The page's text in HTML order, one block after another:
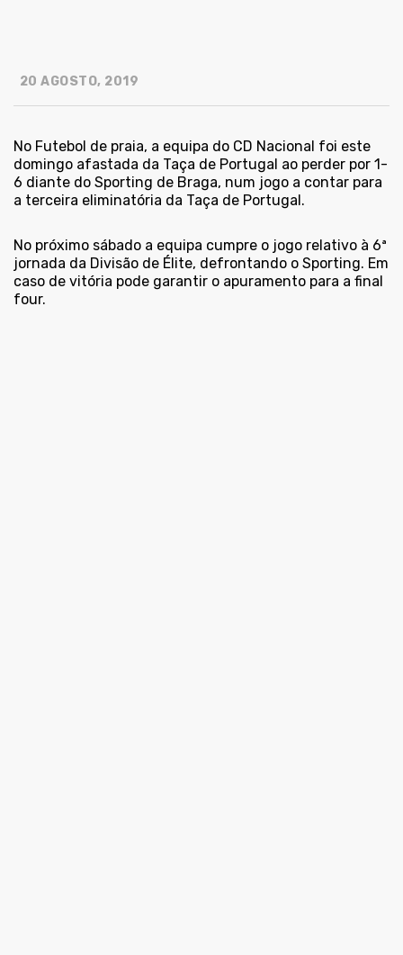
20 AGOSTO, 2019
No Futebol de praia, a equipa do CD Nacional foi este
domingo afastada da Taça de Portugal ao perder por 1-
6 diante do Sporting de Braga, num jogo a contar para
a terceira eliminatória da Taça de Portugal.
No próximo sábado a equipa cumpre o jogo relativo à 6ª
jornada da Divisão de Élite, defrontando o Sporting. Em
caso de vitória pode garantir o apuramento para a final
four.